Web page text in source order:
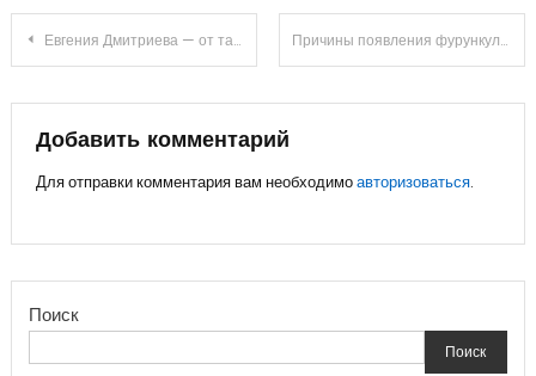
Навигация
по
записям
Евгения Дмитриева — от талантливой актрисы до звезды кинематографа Причины появления фурункула на голове и его лечение
Добавить комментарий
Для отправки комментария вам необходимоавторизоваться.
Поиск
Поиск